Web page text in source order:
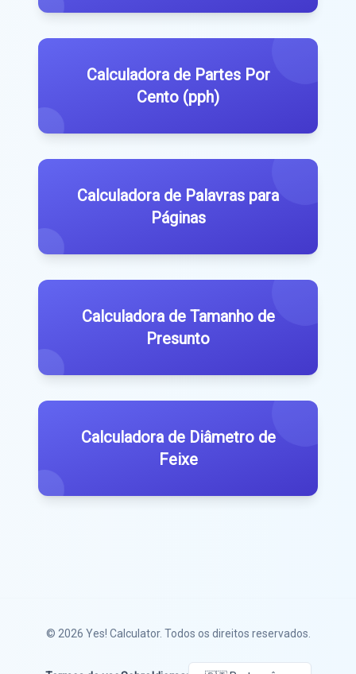
Calculadora de Partes Por
Cento (pph)
Calculadora de Palavras para
Páginas
Calculadora de Tamanho de
Presunto
Calculadora de Diâmetro de
Feixe
© 2026 Yes! Calculator. Todos os direitos reservados.